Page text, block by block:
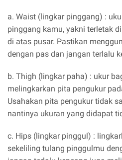
a. Waist (lingkar pinggang) :
pinggang kamu, yakni terletak
di atas pusar. Pastikan
dengan pas dan jangan terlalu
b. Thigh (lingkar paha) : ukur
melingkarkan pita pengukur
Usahakan pita pengukur tidak
nantinya ukuran yang didapat
c. Hips (lingkar pinggul) :
sekeliling tulang pinggulmu